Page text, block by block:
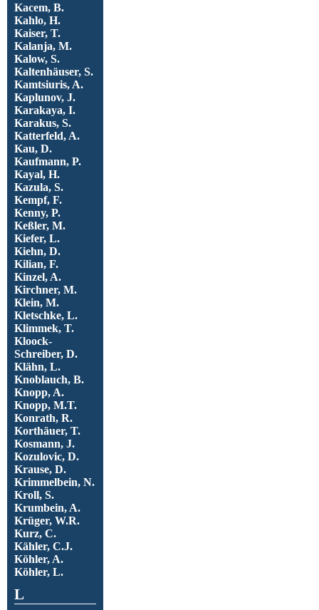
Kacem, B.
Kahlo, H.
Kaiser, T.
Kalanja, M.
Kalow, S.
Kaltenhäuser, S.
Kamtsiuris, A.
Kaplunov, J.
Karakaya, I.
Karakus, S.
Katterfeld, A.
Kau, D.
Kaufmann, P.
Kayal, H.
Kazula, S.
Kempf, F.
Kenny, P.
Keßler, M.
Kiefer, L.
Kiehn, D.
Kilian, F.
Kinzel, A.
Kirchner, M.
Klein, M.
Kletschke, L.
Klimmek, T.
Kloock-
Schreiber, D.
Klähn, L.
Knoblauch, B.
Knopp, A.
Knopp, M.T.
Konrath, R.
Korthäuer, T.
Kosmann, J.
Kozulovic, D.
Krause, D.
Krimmelbein, N.
Kroll, S.
Krumbein, A.
Krüger, W.R.
Kurz, C.
Kähler, C.J.
Köhler, A.
Köhler, L.
L